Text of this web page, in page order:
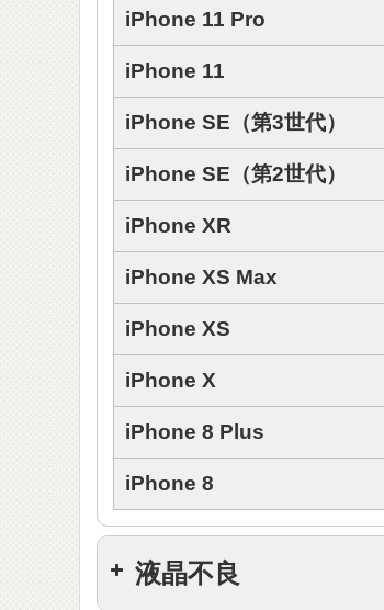
iPhone 11 Pro
iPhone 11
iPhone SE（第3世代）
iPhone SE（第2世代）
iPhone XR
iPhone XS Max
iPhone XS
iPhone X
iPhone 8 Plus
iPhone 8
液晶不良